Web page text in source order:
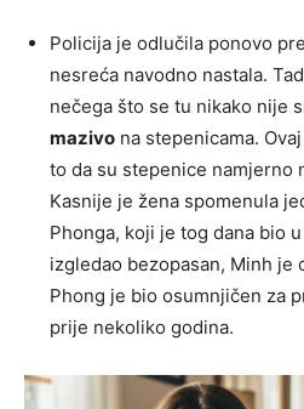
Policija je odlučila ponovo
nesreća navodno nastala.
nečega što se tu nikako nije
mazivo na stepenicama.
to da su stepenice namjerno
Kasnije je žena spomenula
Phonga, koji je tog dana bio
izgledao bezopasan, Minh je
Phong je bio osumnjičen za
prije nekoliko godina.